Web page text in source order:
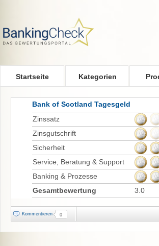
Startseite Kategorien
Bank of Scotland Tagesgeld
Zinssatz
Zinsgutschrift
Sicherheit
Service, Beratung & Support
Banking & Prozesse
Gesamtbewertung
3.0
Kommentieren 0